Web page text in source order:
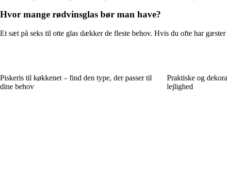
Hvor mange rødvinsglas bør man have?
Et sæt på seks til otte glas dækker de fleste behov. Hvis du ofte har
Piskeris til køkkenet – find den type, der passer til
dine behov
Praktiske og
lejlighed